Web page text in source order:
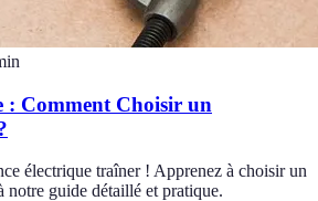
: Comment Choisir un
électrique traîner ! Apprenez à choisir un
notre guide détaillé et pratique.